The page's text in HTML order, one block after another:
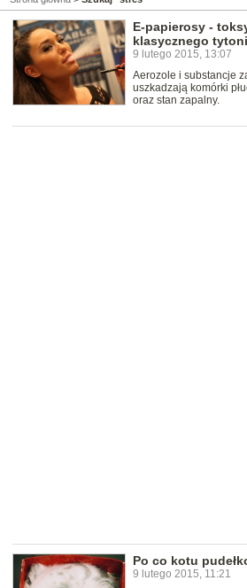
E-papierosy -
klasycznego
9 lutego 2015, 13:07
Aerozole i substancje
uszkadzają komórki
oraz stan zapalny.
Po co kotu
9 lutego 2015, 11:21